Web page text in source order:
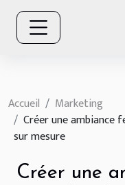
Accueil
Marketing
Créer une ambiance
sur mesure
Créer une